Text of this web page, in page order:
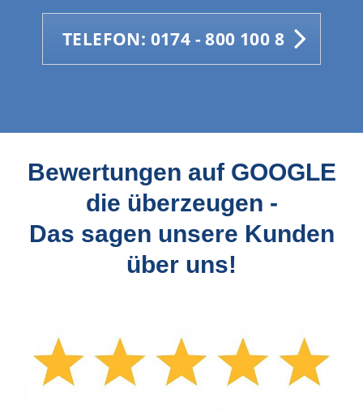
TELEFON: 0174 - 800 100 8
Bewertungen auf GOOGLE
die überzeugen -
Das sagen unsere Kunden
über uns!